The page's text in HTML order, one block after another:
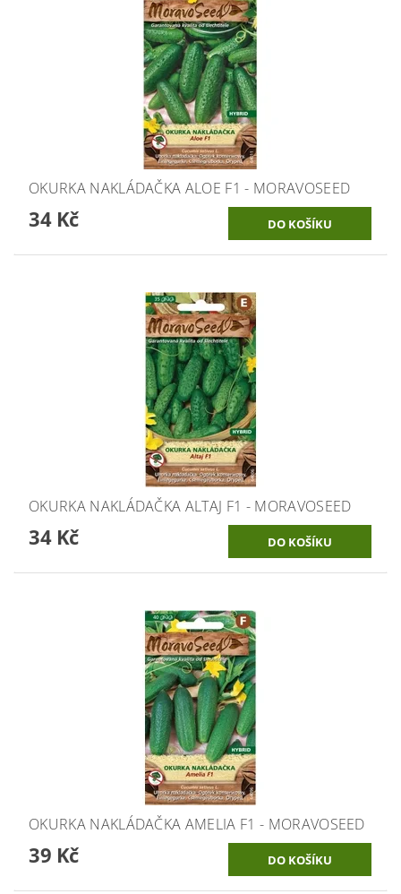
OKURKA NAKLÁDAČKA ALOE F1 - MORAVOSEED
34 Kč
OKURKA NAKLÁDAČKA ALTAJ F1 - MORAVOSEED
34 Kč
OKURKA NAKLÁDAČKA AMELIA F1 - MORAVOSEED
39 Kč